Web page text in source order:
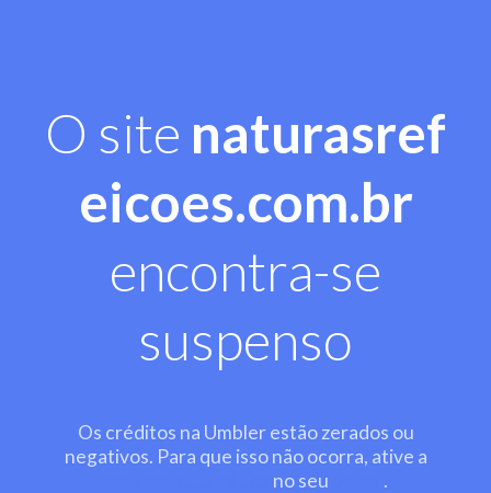
O site naturasref
eicoes.com.br
encontra-se
suspenso
Os créditos na Umbler estão zerados ou
negativos. Para que isso não ocorra, ative a
no seu .